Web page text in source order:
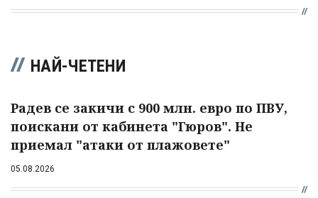
НАЙ-ЧЕТЕНИ
Радев се закичи с 900 млн. евро по ПВУ,
поискани от кабинета "Гюров". Не
приемал "атаки от плажовете"
05.08.2026